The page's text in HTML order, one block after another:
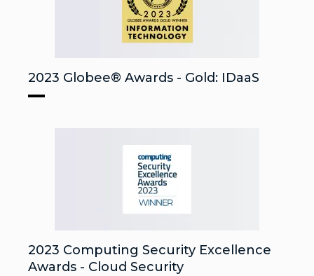
2023 Globee® Awards - Gold: IDaaS
2023 Computing Security Excellence
Awards - Cloud Security